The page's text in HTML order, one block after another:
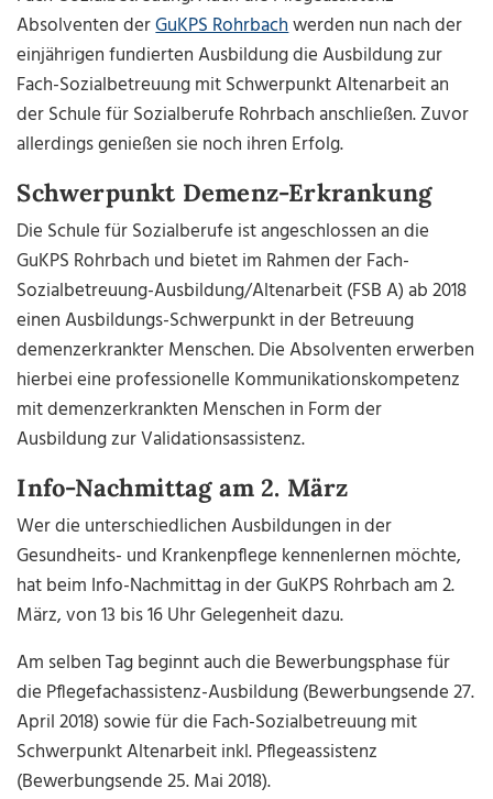
Absolventen derGuKPS Rohrbachwerden nun nach der
einjährigen fundierten Ausbildung die Ausbildung zur
Fach-Sozialbetreuung mit Schwerpunkt Altenarbeit an
der Schule für Sozialberufe Rohrbach anschließen. Zuvor
allerdings genießen sie noch ihren Erfolg.
Schwerpunkt Demenz-Erkrankung
Die Schule für Sozialberufe ist angeschlossen an die
GuKPS Rohrbach und bietet im Rahmen der Fach-
Sozialbetreuung-Ausbildung/Altenarbeit (FSB A) ab 2018
einen Ausbildungs-Schwerpunkt in der Betreuung
demenzerkrankter Menschen. Die Absolventen erwerben
hierbei eine professionelle Kommunikationskompetenz
mit demenzerkrankten Menschen in Form der
Ausbildung zur Validationsassistenz.
Info-Nachmittag am 2. März
Wer die unterschiedlichen Ausbildungen in der
Gesundheits- und Krankenpflege kennenlernen möchte,
hat beim Info-Nachmittag in der GuKPS Rohrbach am 2.
März, von 13 bis 16 Uhr Gelegenheit dazu.
Am selben Tag beginnt auch die Bewerbungsphase für
die Pflegefachassistenz-Ausbildung (Bewerbungsende 27.
April 2018) sowie für die Fach-Sozialbetreuung mit
Schwerpunkt Altenarbeit inkl. Pflegeassistenz
(Bewerbungsende 25. Mai 2018).